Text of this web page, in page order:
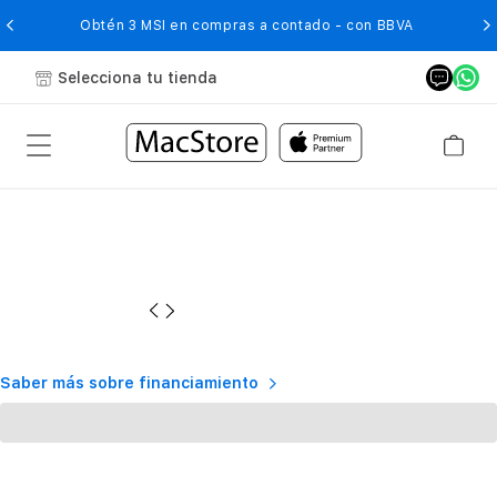
Obtén 3 MSI en compras a contado - con BBVA
Selecciona tu tienda
Saber más sobre financiamiento